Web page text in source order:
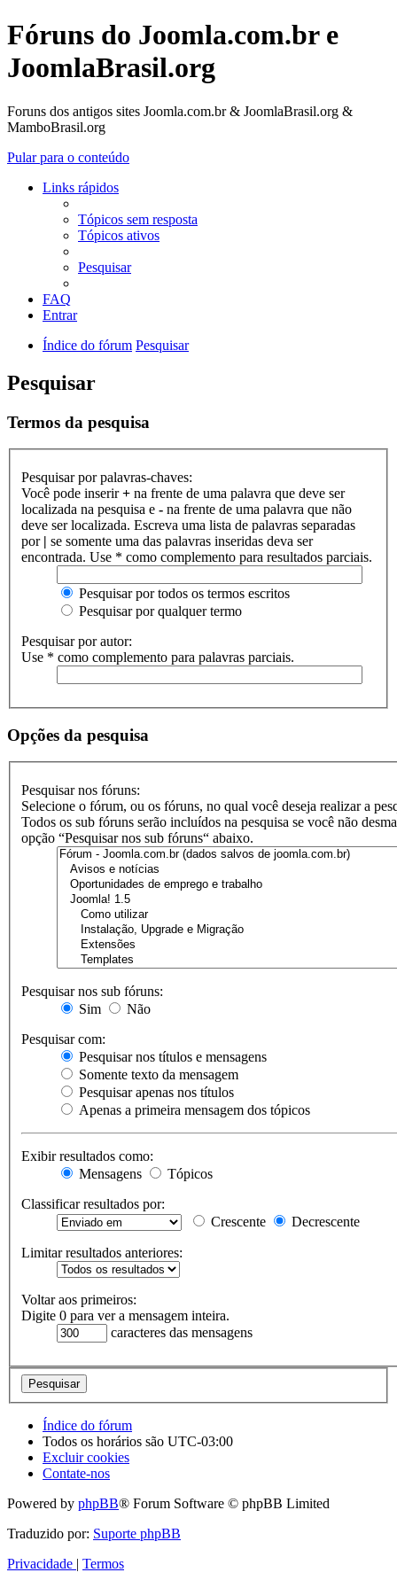
Fóruns do Joomla.com.br e
JoomlaBrasil.org
Foruns dos antigos sites Joomla.com.br & JoomlaBrasil.org &
MamboBrasil.org
Pular para o conteúdo
Links rápidos
Tópicos sem resposta
Tópicos ativos
Pesquisar
FAQ
Entrar
Índice do fórum Pesquisar
Pesquisar
Termos da pesquisa
Pesquisar por palavras-chaves:
Você pode inserir+ na frente de uma palavra que deve ser
localizada na pesquisa e - na frente de uma palavra que não
deve ser localizada. Escreva uma lista de palavras separadas
por | se somente uma das palavras inseridas deva ser
encontrada. Use * como complemento para resultados parciais.
Pesquisar por todos os termos escritos
Pesquisar por qualquer termo
Pesquisar por autor:
Use * como complemento para palavras parciais.
Opções da pesquisa
Pesquisar nos fóruns:
Selecione o fórum, ou os fóruns, no qual você deseja realizar a
Todos os sub fóruns serão incluídos na pesquisa se você não
opção “Pesquisar nos sub fóruns“ abaixo.
Pesquisar nos sub fóruns:
Sim
Não
Pesquisar com:
Pesquisar nos títulos e mensagens
Somente texto da mensagem
Pesquisar apenas nos títulos
Apenas a primeira mensagem dos tópicos
Exibir resultados como:
Mensagens
Tópicos
Classificar resultados por:
Crescente
Decrescente
Limitar resultados anteriores:
Voltar aos primeiros:
Digite 0 para ver a mensagem inteira.
caracteres das mensagens
Índice do fórum
Todos os horários são UTC-03:00
Excluir cookies
Contate-nos
Powered by phpBB® Forum Software © phpBB Limited
Traduzido por: Suporte phpBB
Privacidade | Termos